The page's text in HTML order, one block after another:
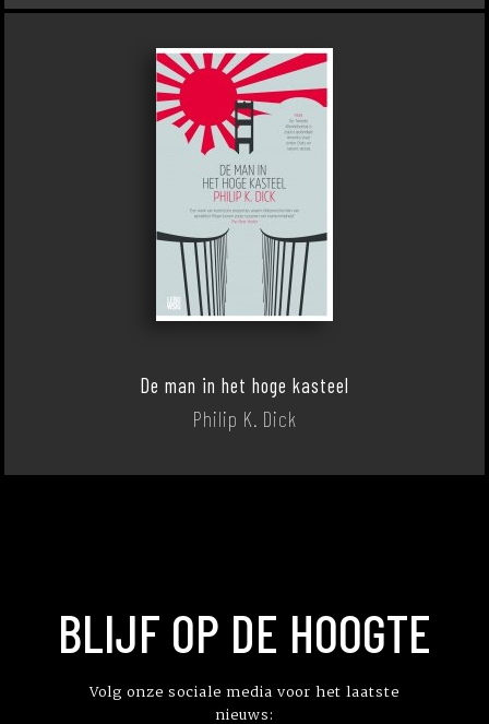
De man in het hoge kasteel
Philip K. Dick
BLIJF OP DE HOOGTE
Volg onze sociale media voor het laatste
nieuws: